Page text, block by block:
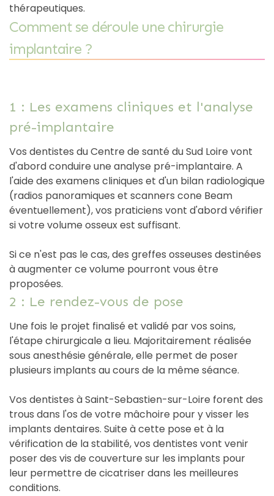
thérapeutiques.
Comment se déroule une chirurgie
implantaire ?
1 : Les examens cliniques et l'analyse
pré-implantaire
Vos dentistes du Centre de santé du Sud Loire vont
d'abord conduire une analyse pré-implantaire. A
l'aide des examens cliniques et d'un bilan radiologique
(radios panoramiques et scanners cone Beam
éventuellement), vos praticiens vont d'abord vérifier
si votre volume osseux est suffisant.
Si ce n'est pas le cas, des greffes osseuses destinées
à augmenter ce volume pourront vous être
proposées.
2 : Le rendez-vous de pose
Une fois le projet finalisé et validé par vos soins,
l'étape chirurgicale a lieu. Majoritairement réalisée
sous anesthésie générale, elle permet de poser
plusieurs implants au cours de la même séance.
Vos dentistes à Saint-Sebastien-sur-Loire forent des
trous dans l'os de votre mâchoire pour y visser les
implants dentaires. Suite à cette pose et à la
vérification de la stabilité, vos dentistes vont venir
poser des vis de couverture sur les implants pour
leur permettre de cicatriser dans les meilleures
conditions.